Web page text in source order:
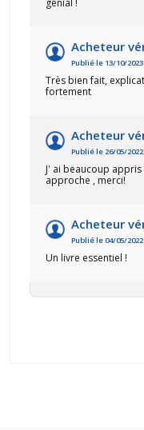
génial !
Acheteur
Publié le 13/10/2023
Très bien fait,
fortement
Acheteur
Publié le 26/05/2022
J' ai beaucoup
approche , merci!
Acheteur
Publié le 04/05/2022
Un livre essentiel !